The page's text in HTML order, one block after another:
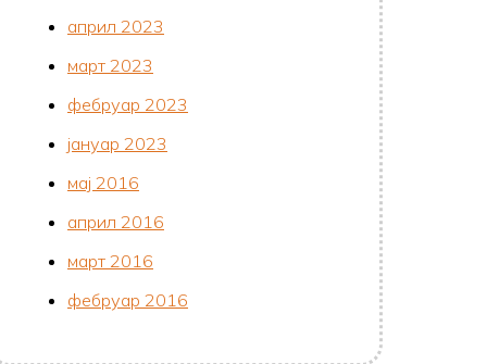
април 2023
март 2023
фебруар 2023
јануар 2023
мај 2016
април 2016
март 2016
фебруар 2016